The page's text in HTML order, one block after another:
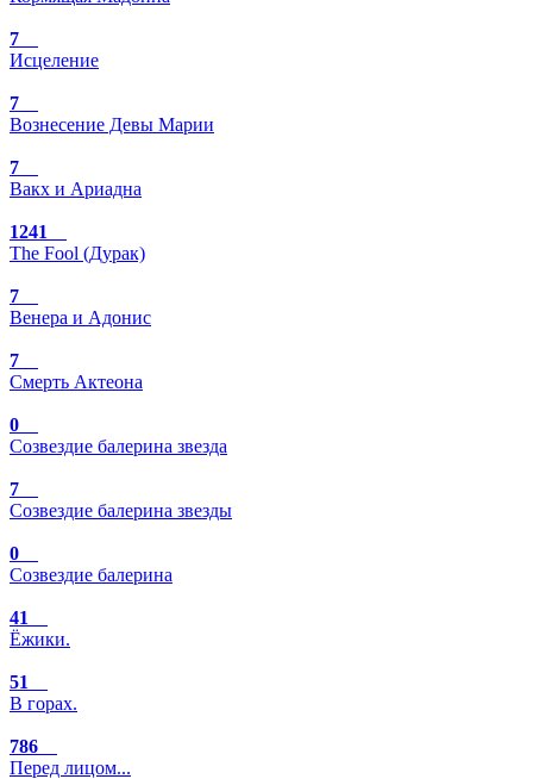
7
Исцеление
7
Вознесение Девы Марии
7
Вакх и Ариадна
1241
The Fool (Дурак)
7
Венера и Адонис
7
Смерть Актеона
0
Созвездие балерина звезда
7
Созвездие балерина звезды
0
Созвездие балерина
41
Ёжики.
51
В горах.
786
Перед лицом...